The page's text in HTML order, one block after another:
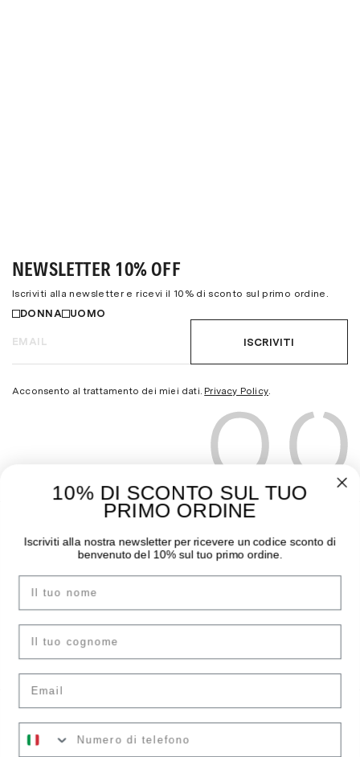
NEWSLETTER 10% OFF
Iscriviti alla newsletter e ricevi il 10% di sconto sul primo ordine.
DONNA
UOMO
ISCRIVITI
Acconsento al trattamento dei miei dati. Privacy Policy.
THE MOODER
I negozi
Contatti
Instagram
Facebook
GUIDA ALL’ACQUISTO
Pagamenti
Sostituzioni e Resi
Guida Taglie
ACCOUNT LEGAL AREA
10% DI SCONTO SUL TUO
PRIMO ORDINE
Iscriviti alla nostra newsletter per ricevere un codice sconto di
benvenuto del 10% sul tuo primo ordine.
Nome
cognome
Email
Il tuo numero